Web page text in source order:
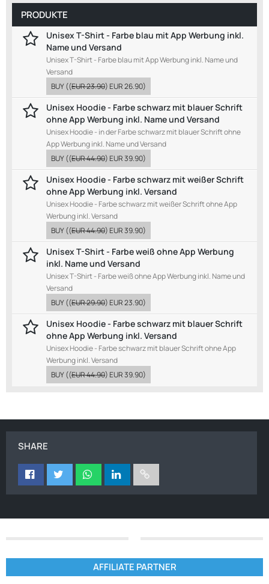
PRODUKTE
Unisex T-Shirt - Farbe blau mit App Werbung inkl.
Name und Versand
Unisex T-Shirt - Farbe blau mit App Werbung inkl. Name und
Versand
BUY((EUR 23.90)EUR 26.90)
Unisex Hoodie - Farbe schwarz mit blauer Schrift
ohne App Werbung inkl. Name und Versand
Unisex Hoodie - in der Farbe schwarz mit blauer Schrift ohne
App Werbung inkl. Name und Versand
BUY((EUR 44.90)EUR 39.90)
Unisex Hoodie - Farbe schwarz mit weißer Schrift
ohne App Werbung inkl. Versand
Unisex Hoodie - Farbe schwarz mit weißer Schrift ohne App
Werbung inkl. Versand
BUY((EUR 44.90)EUR 39.90)
Unisex T-Shirt - Farbe weiß ohne App Werbung
inkl. Name und Versand
Unisex T-Shirt - Farbe weiß ohne App Werbung inkl. Name und
Versand
BUY((EUR 29.90)EUR 23.90)
Unisex Hoodie - Farbe schwarz mit blauer Schrift
ohne App Werbung inkl. Versand
Unisex Hoodie - Farbe schwarz mit blauer Schrift ohne App
Werbung inkl. Versand
BUY((EUR 44.90)EUR 39.90)
SHARE
AFFILIATE PARTNER